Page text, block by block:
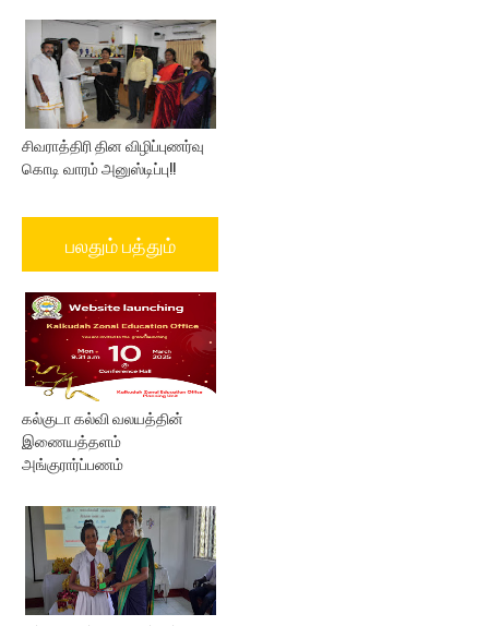
சிவராத்திரி தின விழிப்புணர்வு
கொடி வாரம் அனுஸ்டிப்பு!!
பலதும் பத்தும்
கல்குடா கல்வி வலயத்தின்
இணையத்தளம்
அங்குரார்ப்பணம்